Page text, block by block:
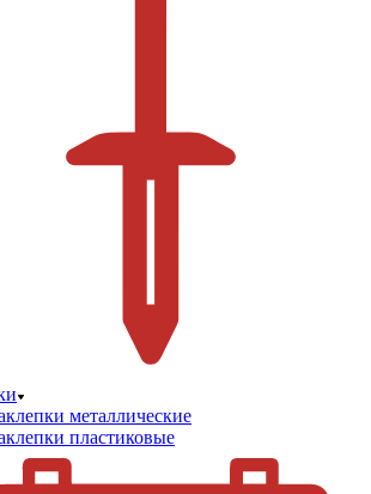
металлические
пластиковые